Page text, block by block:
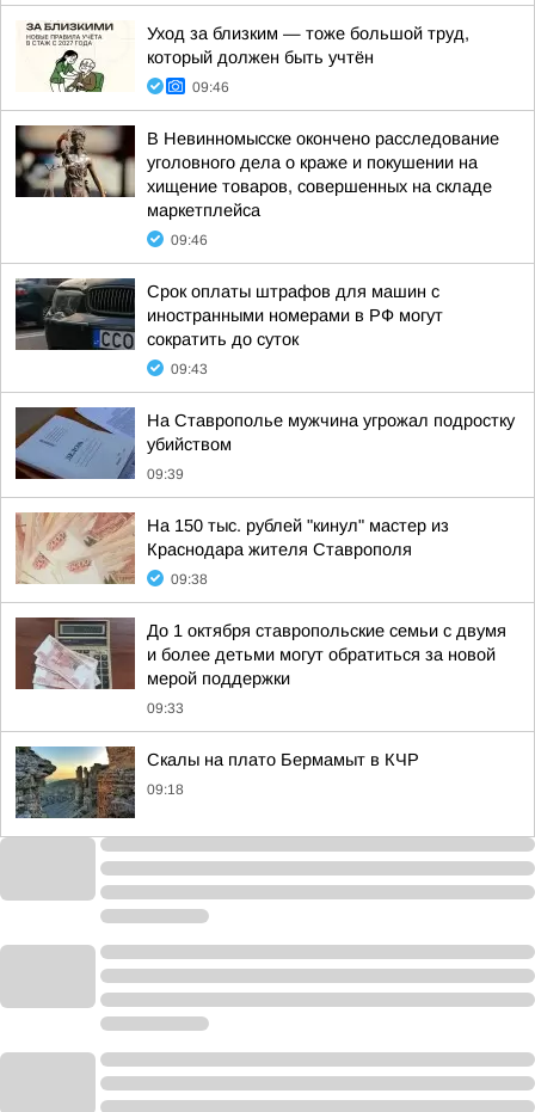
Уход за близким — тоже большой труд,
который должен быть учтён
09:46
В Невинномысске окончено расследование
уголовного дела о краже и покушении на
хищение товаров, совершенных на складе
маркетплейса
09:46
Срок оплаты штрафов для машин с
иностранными номерами в РФ могут
сократить до суток
09:43
На Ставрополье мужчина угрожал подростку
убийством
09:39
На 150 тыс. рублей "кинул" мастер из
Краснодара жителя Ставрополя
09:38
До 1 октября ставропольские семьи с двумя
и более детьми могут обратиться за новой
мерой поддержки
09:33
Скалы на плато Бермамыт в КЧР
09:18